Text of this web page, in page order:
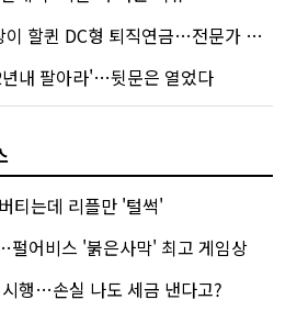
할퀸 DC형 퇴직연금…전문가 조언은
내 팔아라'…뒷문은 열었다
티는데 리플만 '털썩'
어비스 '붉은사막' 최고 게임상
행…손실 나도 세금 낸다고?